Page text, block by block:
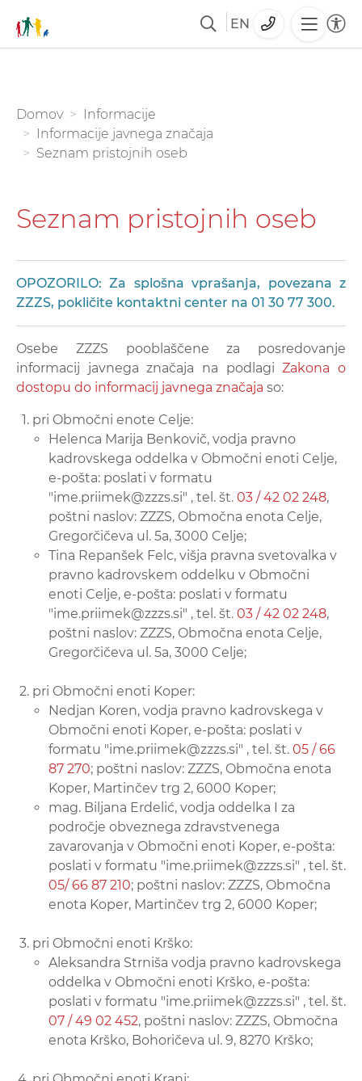
glavno
vsebino
EN
You are here:
Domov
Informacije
Informacije javnega značaja
Seznam pristojnih oseb
Seznam pristojnih oseb
OPOZORILO: Za splošna vprašanja, povezana z
ZZZS, pokličite kontaktni center na 01 30 77 300.
Osebe ZZZS pooblaščene za posredovanje
informacij javnega značaja na podlagiZakona o
dostopu do informacij javnega značaja so:
pri Območni enote Celje:
Helenca Marija Benkovič, vodja pravno
kadrovskega oddelka v Območni enoti Celje,
e-pošta: poslati v formatu
"ime.priimek@zzzs.si" , tel. št. 03 / 42 02 248,
poštni naslov: ZZZS, Območna enota Celje,
Gregorčičeva ul. 5a, 3000 Celje;
Tina Repanšek Felc, višja pravna svetovalka v
pravno kadrovskem oddelku v Območni
enoti Celje, e-pošta: poslati v formatu
"ime.priimek@zzzs.si" , tel. št. 03 / 42 02 248,
poštni naslov: ZZZS, Območna enota Celje,
Gregorčičeva ul. 5a, 3000 Celje;
pri Območni enoti Koper:
Nedjan Koren, vodja pravno kadrovskega v
Območni enoti Koper, e-pošta: poslati v
formatu "ime.priimek@zzzs.si" , tel. št. 05 / 66
87 270; poštni naslov: ZZZS, Območna enota
Koper, Martinčev trg 2, 6000 Koper;
mag. Biljana Erdelić, vodja oddelka I za
področje obveznega zdravstvenega
zavarovanja v Območni enoti Koper, e-pošta:
poslati v formatu "ime.priimek@zzzs.si" , tel. št.
05/ 66 87 210; poštni naslov: ZZZS, Območna
enota Koper, Martinčev trg 2, 6000 Koper;
pri Območni enoti Krško:
Aleksandra Strniša vodja pravno kadrovskega
oddelka v Območni enoti Krško, e-pošta:
poslati v formatu "ime.priimek@zzzs.si" , tel. št.
07 / 49 02 452, poštni naslov: ZZZS, Območna
enota Krško, Bohoričeva ul. 9, 8270 Krško;